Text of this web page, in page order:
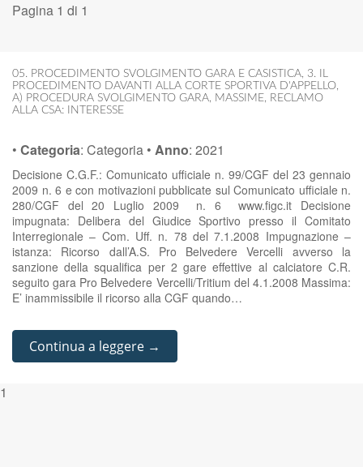
Pagina 1 di 1
05. PROCEDIMENTO SVOLGIMENTO GARA E CASISTICA, 3. IL
PROCEDIMENTO DAVANTI ALLA CORTE SPORTIVA D'APPELLO,
A) PROCEDURA SVOLGIMENTO GARA, MASSIME, RECLAMO
ALLA CSA: INTERESSE
• Categoria: Categoria • Anno: 2021
Decisione C.G.F.: Comunicato ufficiale n. 99/CGF del 23 gennaio
2009 n. 6 e con motivazioni pubblicate sul Comunicato ufficiale n.
280/CGF del 20 Luglio 2009 n. 6 www.figc.it Decisione
impugnata: Delibera del Giudice Sportivo presso il Comitato
Interregionale – Com. Uff. n. 78 del 7.1.2008 Impugnazione –
istanza: Ricorso dall’A.S. Pro Belvedere Vercelli avverso la
sanzione della squalifica per 2 gare effettive al calciatore C.R.
seguito gara Pro Belvedere Vercelli/Tritium del 4.1.2008 Massima:
E’ inammissibile il ricorso alla CGF quando…
Continua a leggere →
1